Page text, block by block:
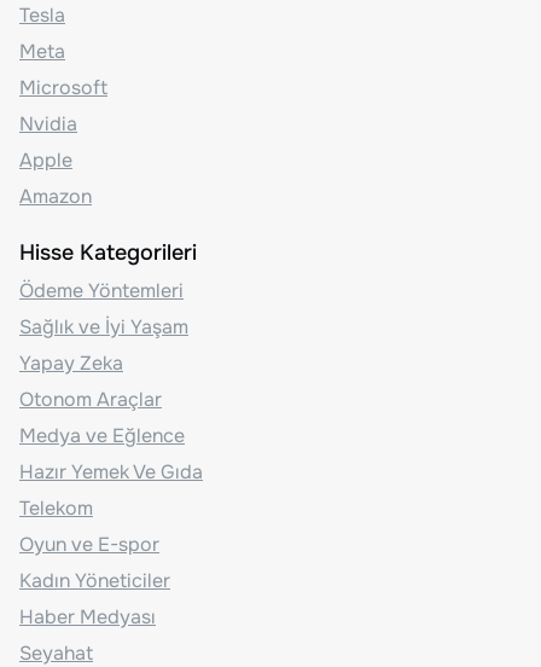
Tesla
Meta
Microsoft
Nvidia
Apple
Amazon
Hisse Kategorileri
Ödeme Yöntemleri
Sağlık ve İyi Yaşam
Yapay Zeka
Otonom Araçlar
Medya ve Eğlence
Hazır Yemek Ve Gıda
Telekom
Oyun ve E-spor
Kadın Yöneticiler
Haber Medyası
Seyahat